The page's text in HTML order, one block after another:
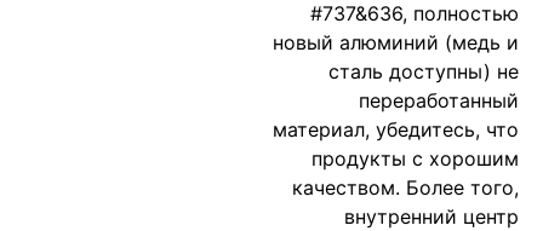
#737&636, полностью
новый алюминий (медь и
сталь доступны) не
переработанный
материал, убедитесь, что
продукты с хорошим
качеством. Более того,
внутренний центр